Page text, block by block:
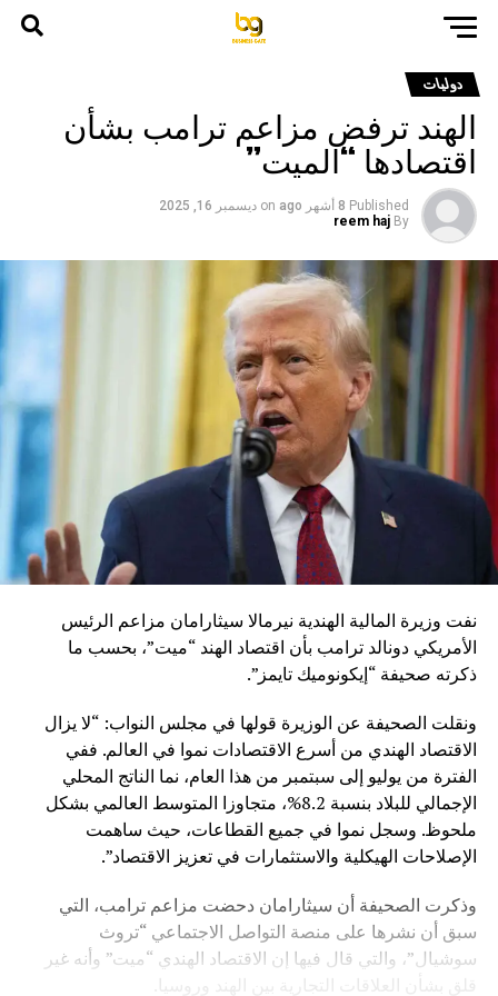
دوليات
الهند ترفض مزاعم ترامب بشأن
اقتصادها “الميت”
Published 8 أشهر ago on ديسمبر 16, 2025
By
reem haj
نفت وزيرة المالية الهندية نيرمالا سيثارامان مزاعم الرئيس
الأمريكي دونالد ترامب بأن اقتصاد الهند “ميت”، بحسب ما
ذكرته صحيفة “إيكونوميك تايمز”.
ونقلت الصحيفة عن الوزيرة قولها في مجلس النواب: “لا يزال
الاقتصاد الهندي من أسرع الاقتصادات نموا في العالم. ففي
الفترة من يوليو إلى سبتمبر من هذا العام، نما الناتج المحلي
الإجمالي للبلاد بنسبة 8.2%، متجاوزا المتوسط ​​العالمي بشكل
ملحوظ. وسجل نموا في جميع القطاعات، حيث ساهمت
الإصلاحات الهيكلية والاستثمارات في تعزيز الاقتصاد”.
وذكرت الصحيفة أن سيثارامان دحضت مزاعم ترامب، التي
سبق أن نشرها على منصة التواصل الاجتماعي “تروث
سوشيال”، والتي قال فيها إن الاقتصاد الهندي “ميت” وأنه غير